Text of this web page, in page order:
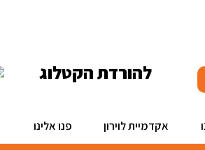
להורדת הקטלוג
אקדמיית לוירון פנו אלינו